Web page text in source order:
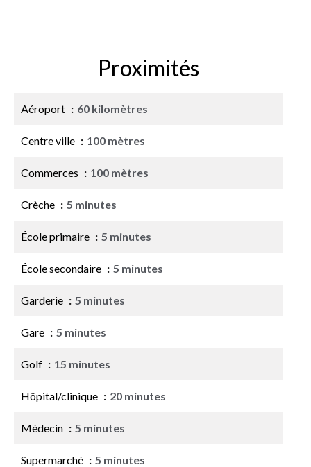
Proximités
Aéroport 60 kilomètres
Centre ville 100 mètres
Commerces 100 mètres
Crèche 5 minutes
École primaire 5 minutes
École secondaire 5 minutes
Garderie 5 minutes
Gare 5 minutes
Golf 15 minutes
Hôpital/clinique 20 minutes
Médecin 5 minutes
Supermarché 5 minutes